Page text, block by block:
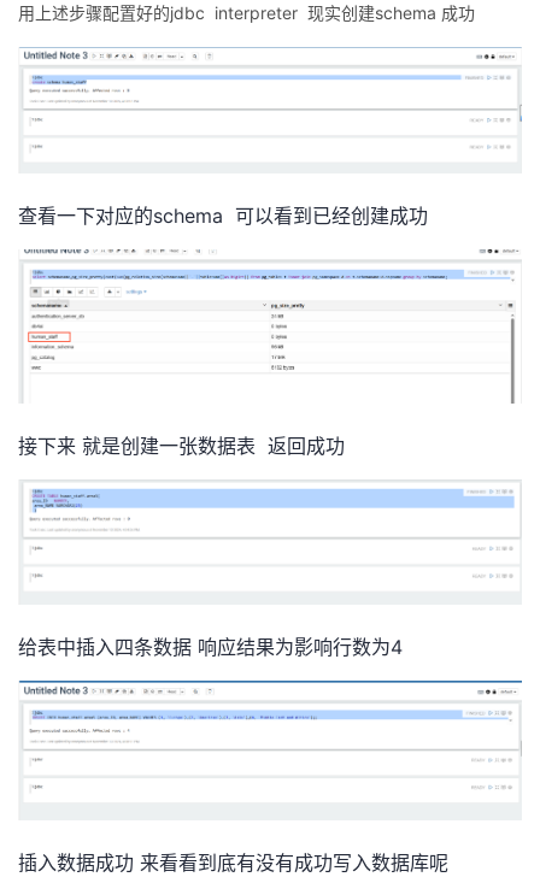
用上述步骤配置好的jdbc interpreter 现实创建schema 成功
查看一下对应的schema 可以看到已经创建成功
接下来 就是创建一张数据表 返回成功
给表中插入四条数据 响应结果为影响行数为4
插入数据成功 来看看到底有没有成功写入数据库呢